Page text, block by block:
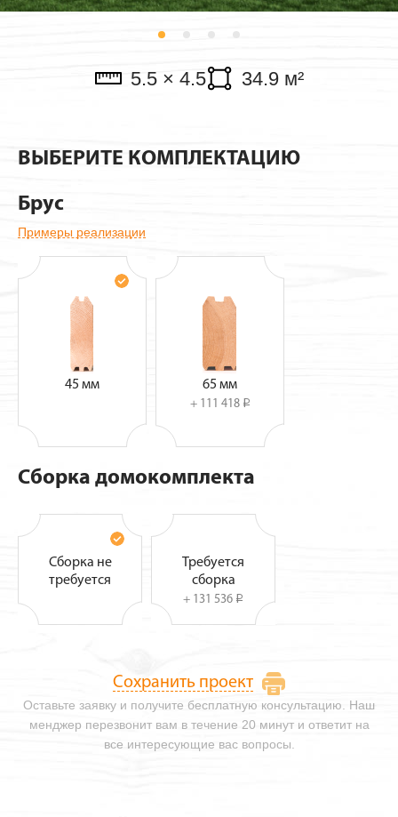
Павильоны
5.5 × 4.5 34.9 м²
ВЫБЕРИТЕ КОМПЛЕКТАЦИЮ
Брус
Примеры реализации
45 мм 65 мм
+ 111 418 i
Сборка домокомплекта
Сборка не
требуется
Требуется
сборка
+ 131 536 i
Оставьте заявку и получите бесплатную консультацию. Наш
менджер перезвонит вам в течение 20 минут и ответит на
все интересующие вас вопросы.
Сохранить проект